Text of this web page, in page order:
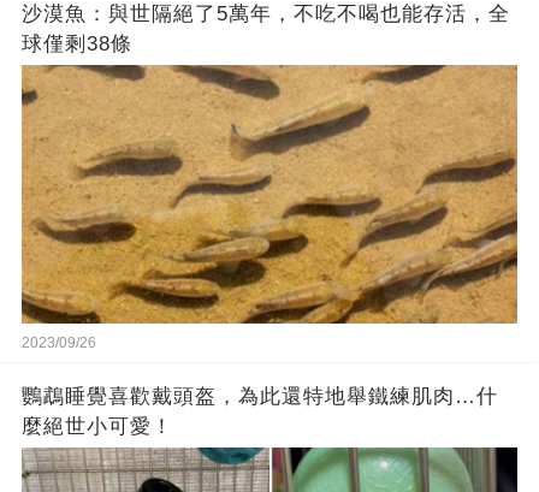
沙漠魚：與世隔絕了5萬年，不吃不喝也能存活，全
球僅剩38條
2023/09/26
鸚鵡睡覺喜歡戴頭盔，為此還特地舉鐵練肌肉…什
麼絕世小可愛！